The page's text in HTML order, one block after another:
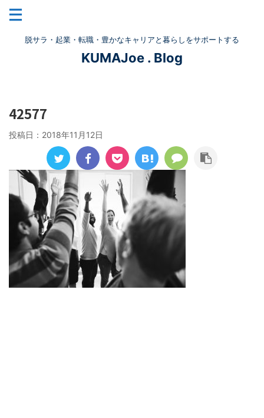
脱サラ・起業・転職・豊かなキャリアと暮らしをサポートする
KUMAJoe . Blog
42577
投稿日： 2018年11月12日